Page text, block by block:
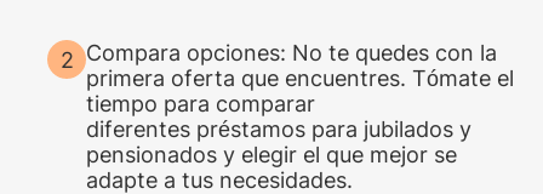
Compara opciones: No te quedes con la
primera oferta que encuentres. Tómate el
tiempo para comparar
diferentes préstamos para jubilados y
pensionados y elegir el que mejor se
adapte a tus necesidades.